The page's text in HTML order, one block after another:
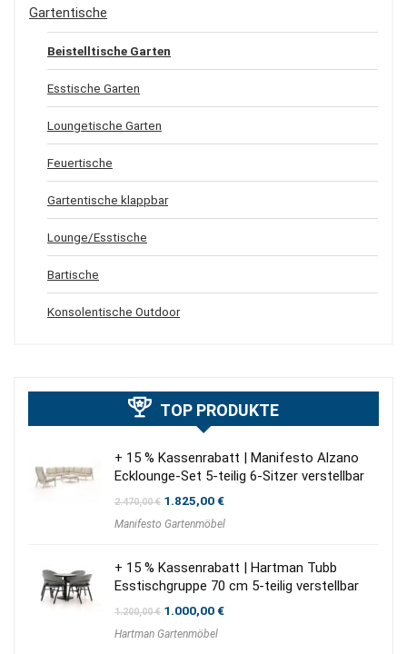
Gartentische
Beistelltische Garten
Esstische Garten
Loungetische Garten
Feuertische
Gartentische klappbar
Lounge/Esstische
Bartische
Konsolentische Outdoor
TOP PRODUKTE
+ 15 % Kassenrabatt | Manifesto Alzano
Ecklounge-Set 5-teilig 6-Sitzer verstellbar
2.470,00€ Ursprünglicher
war:
1.825,00€Aktueller
ist:
Manifesto Gartenmöbel
+ 15 % Kassenrabatt | Hartman Tubb
Esstischgruppe 70 cm 5-teilig verstellbar
1.200,00€ Ursprünglicher
war:
1.000,00€Aktueller
Hartman Gartenmöbel